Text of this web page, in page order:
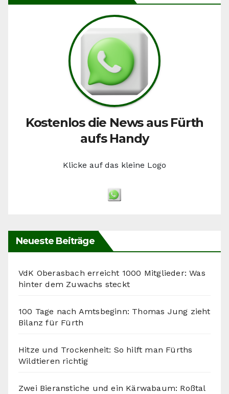
Kostenlos die News aus Fürth
aufs Handy
Klicke auf das kleine Logo
Neueste Beiträge
VdK Oberasbach erreicht 1000 Mitglieder: Was
hinter dem Zuwachs steckt
100 Tage nach Amtsbeginn: Thomas Jung zieht
Bilanz für Fürth
Hitze und Trockenheit: So hilft man Fürths
Wildtieren richtig
Zwei Bieranstiche und ein Kärwabaum: Roßtal